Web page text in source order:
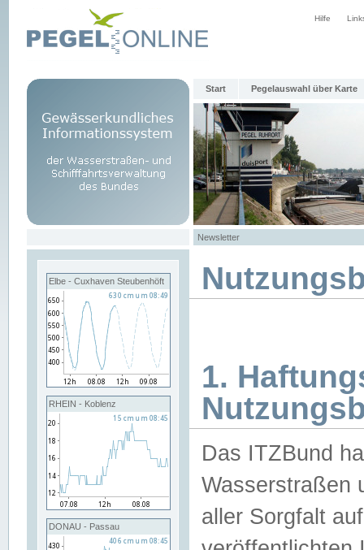
Hilfe
Start Pegelauswahl über Karte
Newsletter
Elbe - Cuxhaven Steubenhöft
RHEIN - Koblenz
DONAU - Passau
1.
Das ITZBund
Wasserstraßen
aller Sorgfalt